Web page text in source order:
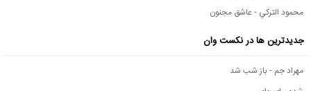
محمود التركي - عاشق مجنون
جدیدترین ها در نکست وان
مهراد جم - باز شب شد